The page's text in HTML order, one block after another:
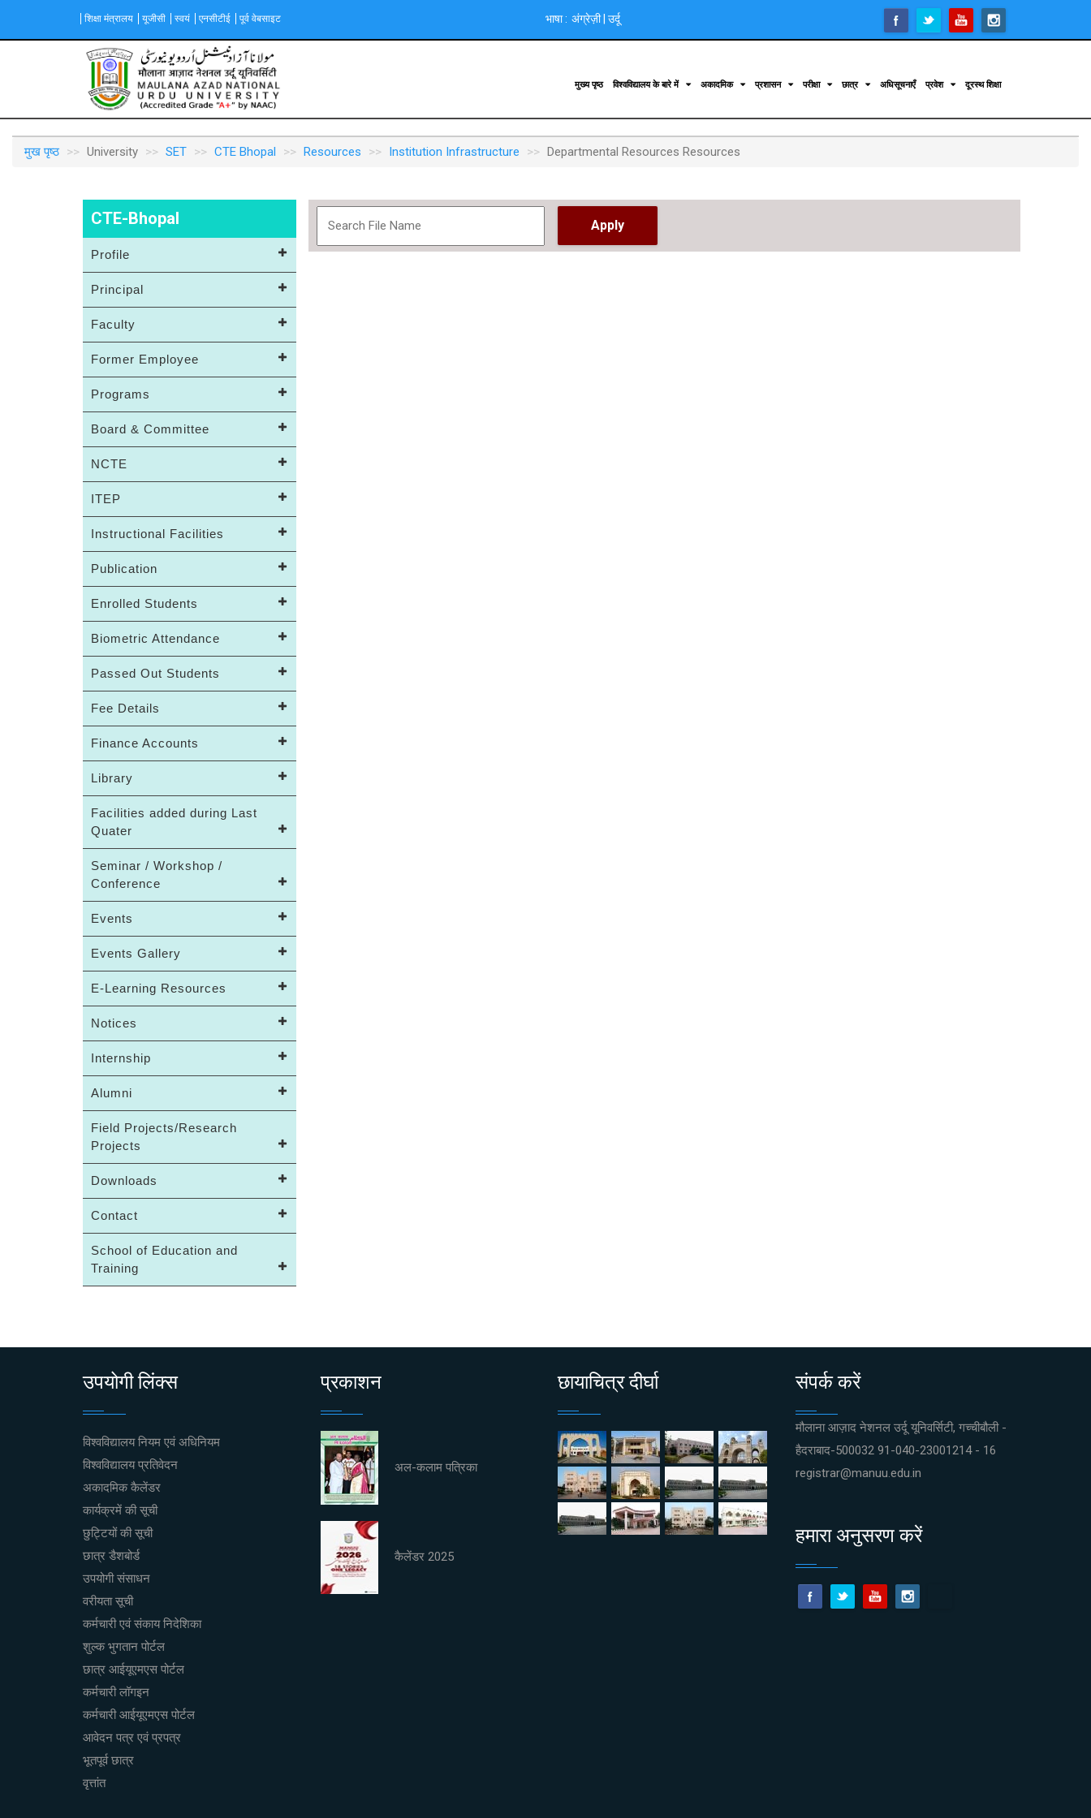
main
शिक्षा मंत्रालय यूजीसी स्वयं एनसीटीई पूर्व वेबसाइट भाषा : अंग्रेज़ी उर्दू
Main
navigation
मुख्य पृष्ठ विश्वविद्यालय के बारे में अकादमिक प्रशासन परीक्षा छात्र अधिसूचनाएँ प्रवेश दूरस्थ शिक्षा
मुख पृष्ठ University SET CTE Bhopal Resources Institution Infrastructure Departmental Resources Resources
CTE-Bhopal
Profile
Principal
Faculty
Former Employee
Programs
Board & Committee
NCTE
ITEP
Instructional Facilities
Publication
Enrolled Students
Biometric Attendance
Passed Out Students
Fee Details
Finance Accounts
Library
Facilities added during Last
Quater
Seminar / Workshop /
Conference
Events
Events Gallery
E-Learning Resources
Notices
Internship
Alumni
Field Projects/Research
Projects
Downloads
Contact
School of Education and
Training
उपयोगी लिंक्स
विश्वविद्यालय नियम एवं अधिनियम
विश्वविद्यालय प्रतिवेदन
अकादमिक कैलेंडर
कार्यक्रमें की सूची
छुट्टियों की सूची
छात्र डैशबोर्ड
उपयोगी संसाधन
वरीयता सूची
कर्मचारी एवं संकाय निदेशिका
शुल्क भुगतान पोर्टल
छात्र आईयूएमएस पोर्टल
कर्मचारी लॉगइन
कर्मचारी आईयूएमएस पोर्टल
आवेदन पत्र एवं प्रपत्र
भूतपूर्व छात्र
वृत्तांत
प्रकाशन
अल-कलाम पत्रिका
कैलेंडर 2025
छायाचित्र दीर्घा संपर्क करें
मौलाना आज़ाद नेशनल उर्दू यूनिवर्सिटी, गच्चीबौली -
हैदराबाद-500032 91-040-23001214 - 16
registrar@manuu.edu.in
हमारा अनुसरण करें